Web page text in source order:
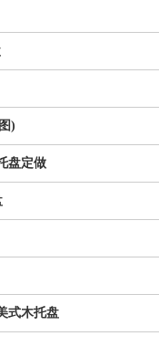
)
盘定做
式木托盘